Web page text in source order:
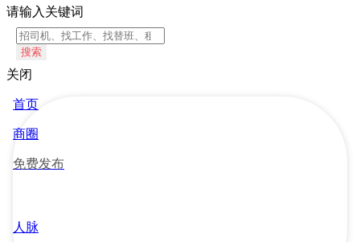
请输入关键词
搜索
关闭
首页
商圈
免费发布
人脉